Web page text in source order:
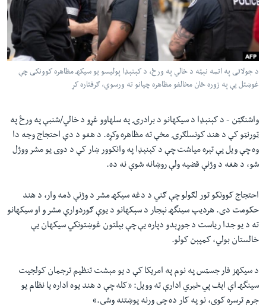
دلته
مخکې
مرکزي
لټون
اداریه
Learning English
FOLLOW US
ژبې
د جولائی په اتمه نېټه د خالي په ورځ، د کېنېډا پولیسو یو سیکهـ مظاهره کوونکی چې
غوښتل یې په زوره ځان مخالفو مظاهره چیانو ته ورسوي، ګرفتاره کړ
واشنګټن - د کېنېډا د سیکهانو د برادرۍ په سلهاوو غړو د خالي/شنبې په ورځ په
ټورنټو کې د هند کونسلګرۍ مخې ته مظاهره وکړه. د هغو د دې احتجاج وجه دا
وه چې ویل یې تېره میاشت چې د کېنېډا په وانکوور ښار کې د دوی یو مشر ووژل
شو، د هغه د وژنې قضیه ولې روښانه شوې نه ده.
احتجاج کوونکو تور لګولو چې ګني د دغه سیکهـ مشر د وژنې ذمه وار، د هند
حکومت دی. هردیپ سینگهـ نېجار د سېکهانو د یوې ګوردوارې مشر و او سیکهانو
ته د یو جدا ریاست د جوړېدو دپاره یې چې بېلتون غوښتونکي سیکهان یې
خالستان بولي، کمپېن کولو.
د سیکهز فار جسټس په نوم په امریکا کې د یو مېشت تنظیم ترجمان کولجیت
سینگهـ اې اېف پي خبري ادارې ته وویل: «کله چې د هند یوه اداره یا نظام یو
جرم ترسره کوي، نو په کار ده چې ورنه پوښتنه وشي.»